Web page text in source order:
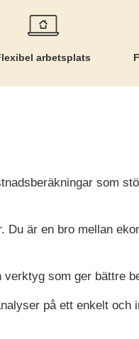
arbetsplats
som
Du är en bro mellan
som ger bättre
på ett enkelt och